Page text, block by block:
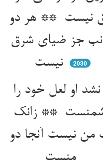
نیست ** هر دو
جز ضیای شرق
نیست
2030
نشد او لعل خود را
** زانک
من نیست آنجا دو
منست